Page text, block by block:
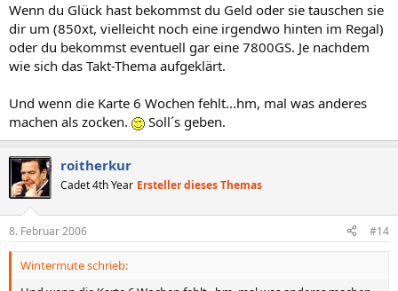
Wenn du Glück hast bekommst du Geld oder sie tauschen sie
dir um (850xt, vielleicht noch eine irgendwo hinten im Regal)
oder du bekommst eventuell gar eine 7800GS. Je nachdem
wie sich das Takt-Thema aufgeklärt.
Und wenn die Karte 6 Wochen fehlt...hm, mal was anderes
machen als zocken.
Soll´s geben.
roitherkur
Cadet 4th Year Ersteller dieses Themas
8. Februar 2006 #14
Wintermute schrieb: